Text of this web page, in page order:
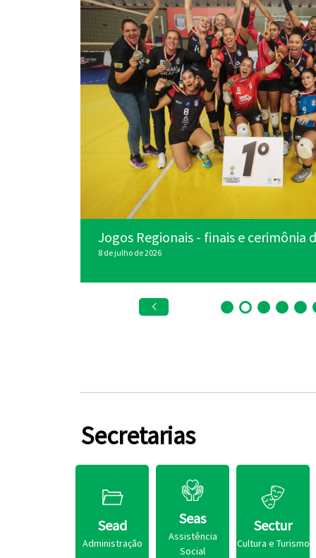
Jogos Regionais - finais e cerimônia
8 de julho de 2026
No trânsito, um segundo pode
2 de junho de 2026
Secretarias
Sead
Administração
Seas
Assistência
Social
Sectur
Cultura e Turismo